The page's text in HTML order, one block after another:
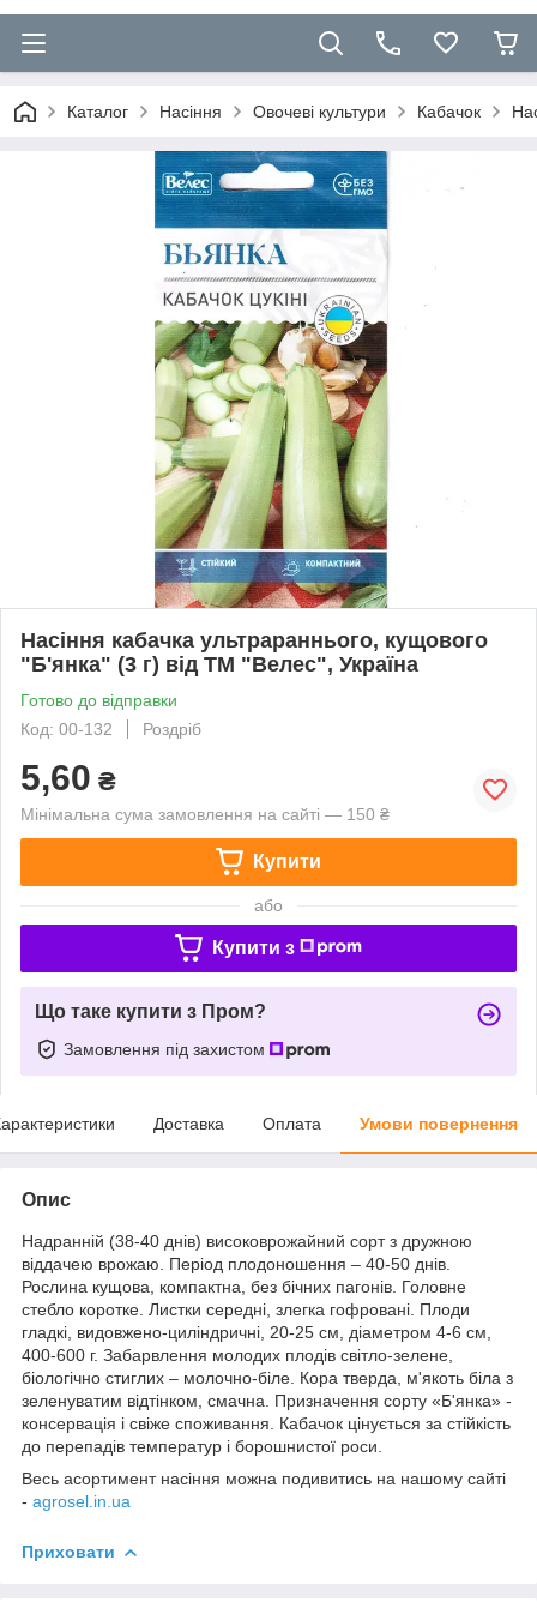
Каталог Насіння Овочеві культури Кабачок
Насіння кабачка ультрараннього, кущового
"Б'янка" (3 г) від ТМ "Велес", Україна
Готово до відправки
Код: 00-132
Роздріб
5,60 ₴
Мінімальна сума замовлення на сайті — 150 ₴
Купити
або
Купити з
Що таке купити з Пром?
Замовлення під захистом
Доставка Оплата Умови повернення
Опис
Надранній (38-40 днів) високоврожайний сорт з дружною
віддачею врожаю. Період плодоношення – 40-50 днів.
Рослина кущова, компактна, без бічних пагонів. Головне
стебло коротке. Листки середні, злегка гофровані. Плоди
гладкі, видовжено-циліндричні, 20-25 см, діаметром 4-6 см,
400-600 г. Забарвлення молодих плодів світло-зелене,
біологічно стиглих – молочно-біле. Кора тверда, м'якоть біла з
зеленуватим відтінком, смачна. Призначення сорту «Б'янка» -
консервація і свіже споживання. Кабачок цінується за стійкість
до перепадів температур і борошнистої роси.
Весь асортимент насіння можна подивитись на нашому сайті
- agrosel.in.ua
Приховати